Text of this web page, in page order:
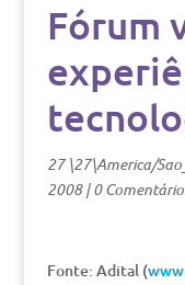
Fórum
27 \27\America/
2008|0
Fonte: Adital (